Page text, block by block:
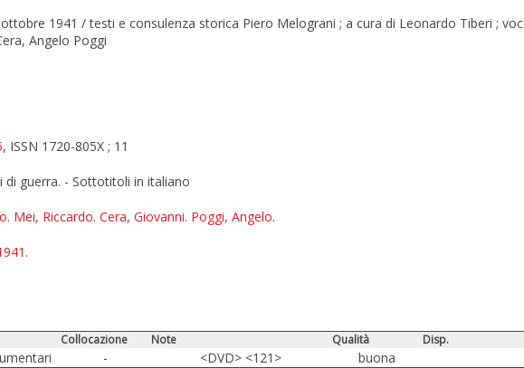
1941 / testi e consulenza storica Piero Melograni ; a cura di Leonardo Tiberi ;
Angelo Poggi
, ISSN 1720-805X ; 11
di guerra. - Sottotitoli in italiano
. Mei, Riccardo. Cera, Giovanni. Poggi, Angelo.
.
Collocazione Note Qualità Disp.
- <DVD> <121> buona